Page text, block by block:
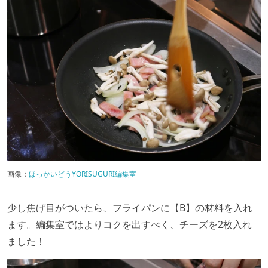
画像： ほっかいどうYORISUGURI編集室
少し焦げ目がついたら、フライパンに【B】の材料を入れ
ます。編集室ではよりコクを出すべく、チーズを2枚入れ
ました！